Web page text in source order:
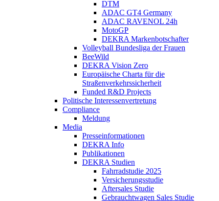
DTM
ADAC GT4 Germany
ADAC RAVENOL 24h
MotoGP
DEKRA Markenbotschafter
Volleyball Bundesliga der Frauen
BeeWild
DEKRA Vision Zero
Europäische Charta für die
Straßenverkehrssicherheit
Funded R&D Projects
Politische Interessenvertretung
Compliance
Meldung
Media
Presseinformationen
DEKRA Info
Publikationen
DEKRA Studien
Fahrradstudie 2025
Versicherungsstudie
Aftersales Studie
Gebrauchtwagen Sales Studie